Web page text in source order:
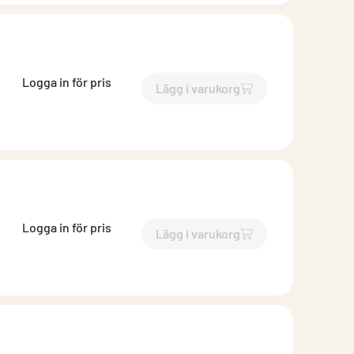
Logga in för pris Lägg i varukorg
`$Lägg till
Logga in för pris Lägg i varukorg
`$Lägg till